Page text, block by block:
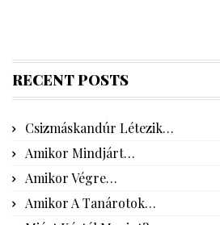
RECENT POSTS
Csizmáskandúr Létezik…
Amikor Mindjárt…
Amikor Végre…
Amikor A Tanárotok…